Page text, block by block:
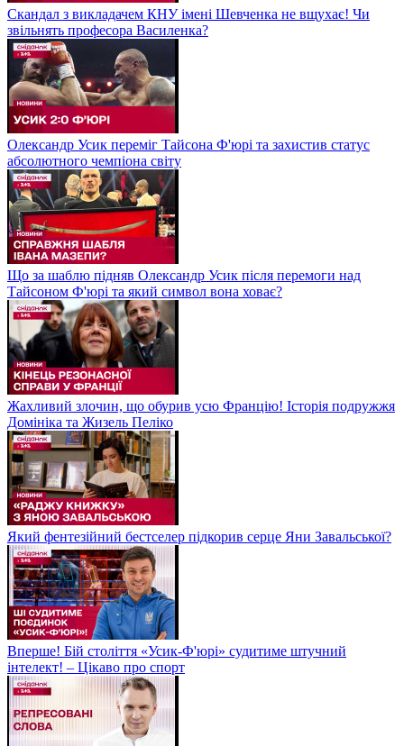
Скандал з викладачем КНУ імені Шевченка не вщухає! Чи
звільнять професора Василенка?
Олександр Усик переміг Тайсона Ф'юрі та захистив статус
абсолютного чемпіона світу
Що за шаблю підняв Олександр Усик після перемоги над
Тайсоном Ф'юрі та який символ вона ховає?
Жахливий злочин, що обурив усю Францію! Історія подружжя
Домініка та Жизель Пеліко
Який фентезійний бестселер підкорив серце Яни Завальської?
Вперше! Бій століття «Усик-Ф'юрі» судитиме штучний
інтелект! – Цікаво про спорт